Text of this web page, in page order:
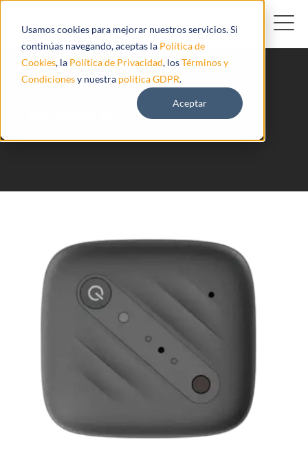
Usamos cookies para mejorar nuestros servicios. Si
continúas navegando, aceptas la Política de
Cookies, la Política de Privacidad, losTérminos y
Condicionesy nuestra politica GDPR.
Aceptar
Qhy006 HUIYE